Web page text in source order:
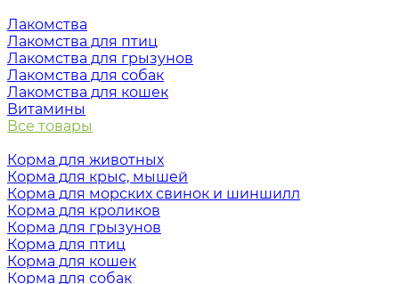
Лакомства
Лакомства для птиц
Лакомства для грызунов
Лакомства для собак
Лакомства для кошек
Витамины
Все товары
Корма для животных
Корма для крыс, мышей
Корма для морских свинок и шиншилл
Корма для кроликов
Корма для грызунов
Корма для птиц
Корма для кошек
Корма для собак